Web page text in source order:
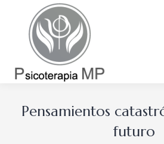
Pensamientos
futuro